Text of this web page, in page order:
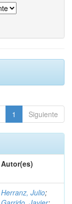
1 Siguiente
Autor(es)
Herranz, Julio;